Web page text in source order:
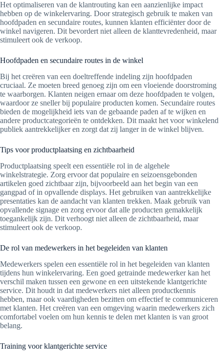
Het optimaliseren van de klantrouting kan een aanzienlijke impact
hebben op de winkelervaring. Door strategisch gebruik te maken van
hoofdpaden en secundaire routes, kunnen klanten efficiënter door de
winkel navigeren. Dit bevordert niet alleen de klanttevredenheid, maar
stimuleert ook de verkoop.
Hoofdpaden en secundaire routes in de winkel
Bij het creëren van een doeltreffende indeling zijn hoofdpaden
cruciaal. Ze moeten breed genoeg zijn om een vloeiende doorstroming
te waarborgen. Klanten neigen ernaar om deze hoofdpaden te volgen,
waardoor ze sneller bij populaire producten komen. Secundaire routes
bieden de mogelijkheid iets van de gebaande paden af te wijken en
andere productcategorieën te ontdekken. Dit maakt het voor winkelend
publiek aantrekkelijker en zorgt dat zij langer in de winkel blijven.
Tips voor productplaatsing en zichtbaarheid
Productplaatsing speelt een essentiële rol in de algehele
winkelstrategie. Zorg ervoor dat populaire en seizoensgebonden
artikelen goed zichtbaar zijn, bijvoorbeeld aan het begin van een
gangpad of in opvallende displays. Het gebruiken van aantrekkelijke
presentaties kan de aandacht van klanten trekken. Maak gebruik van
opvallende signage en zorg ervoor dat alle producten gemakkelijk
toegankelijk zijn. Dit verhoogt niet alleen de zichtbaarheid, maar
stimuleert ook de verkoop.
De rol van medewerkers in het begeleiden van klanten
Medewerkers spelen een essentiële rol in het begeleiden van klanten
tijdens hun winkelervaring. Een goed getrainde medewerker kan het
verschil maken tussen een gewone en een uitstekende klantgerichte
service. Dit houdt in dat medewerkers niet alleen productkennis
hebben, maar ook vaardigheden bezitten om effectief te communiceren
met klanten. Het creëren van een omgeving waarin medewerkers zich
comfortabel voelen om hun kennis te delen met klanten is van groot
belang.
Training voor klantgerichte service